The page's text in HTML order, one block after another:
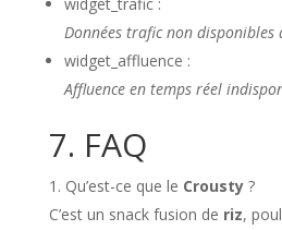
Données trafic non disponibles
widget_affluence :
Affluence en temps réel
7. FAQ
Qu’est-ce que le Crousty?
C’est un snack fusion de riz,